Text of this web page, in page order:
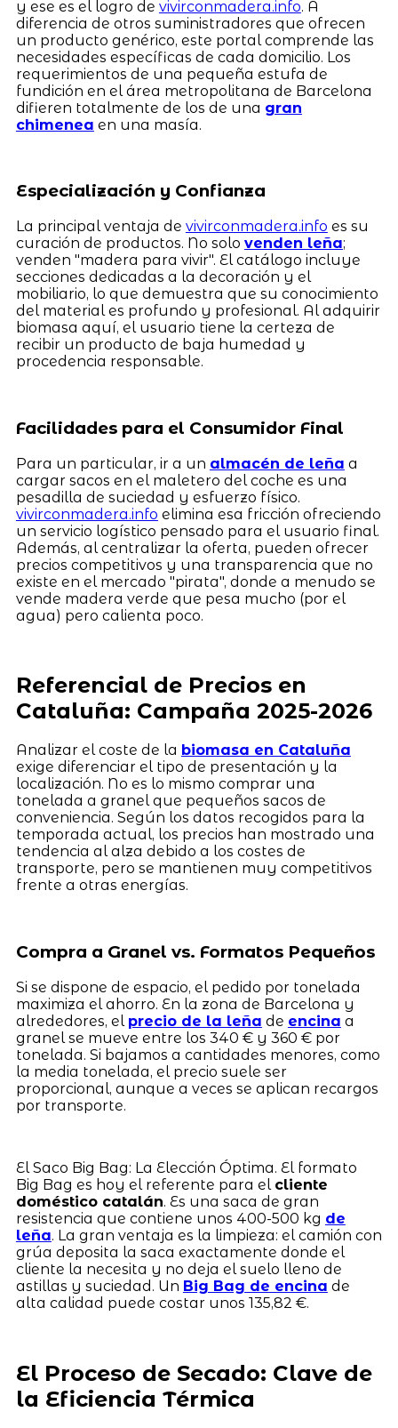
y ese es el logro de vivirconmadera.info. A
diferencia de otros suministradores que ofrecen
un producto genérico, este portal comprende las
necesidades específicas de cada domicilio. Los
requerimientos de una pequeña estufa de
fundición en el área metropolitana de Barcelona
difieren totalmente de los de una gran
chimenea en una masía.
Especialización y Confianza
La principal ventaja de vivirconmadera.info es su
curación de productos. No solo venden leña;
venden "madera para vivir". El catálogo incluye
secciones dedicadas a la decoración y el
mobiliario, lo que demuestra que su conocimiento
del material es profundo y profesional. Al adquirir
biomasa aquí, el usuario tiene la certeza de
recibir un producto de baja humedad y
procedencia responsable.
Facilidades para el Consumidor Final
Para un particular, ir a un almacén de leña a
cargar sacos en el maletero del coche es una
pesadilla de suciedad y esfuerzo físico.
vivirconmadera.info elimina esa fricción ofreciendo
un servicio logístico pensado para el usuario final.
Además, al centralizar la oferta, pueden ofrecer
precios competitivos y una transparencia que no
existe en el mercado "pirata", donde a menudo se
vende madera verde que pesa mucho (por el
agua) pero calienta poco.
Referencial de Precios en
Cataluña: Campaña 2025-2026
Analizar el coste de la biomasa en Cataluña
exige diferenciar el tipo de presentación y la
localización. No es lo mismo comprar una
tonelada a granel que pequeños sacos de
conveniencia. Según los datos recogidos para la
temporada actual, los precios han mostrado una
tendencia al alza debido a los costes de
transporte, pero se mantienen muy competitivos
frente a otras energías.
Compra a Granel vs. Formatos Pequeños
Si se dispone de espacio, el pedido por tonelada
maximiza el ahorro. En la zona de Barcelona y
alrededores, el precio de la leña de encina a
granel se mueve entre los 340 € y 360 € por
tonelada. Si bajamos a cantidades menores, como
la media tonelada, el precio suele ser
proporcional, aunque a veces se aplican recargos
por transporte.
El Saco Big Bag: La Elección Óptima. El formato
Big Bag es hoy el referente para el cliente
doméstico catalán. Es una saca de gran
resistencia que contiene unos 400-500 kg de
leña. La gran ventaja es la limpieza: el camión con
grúa deposita la saca exactamente donde el
cliente la necesita y no deja el suelo lleno de
astillas y suciedad. Un Big Bag de encina de
alta calidad puede costar unos 135,82 €.
El Proceso de Secado: Clave de
la Eficiencia Térmica